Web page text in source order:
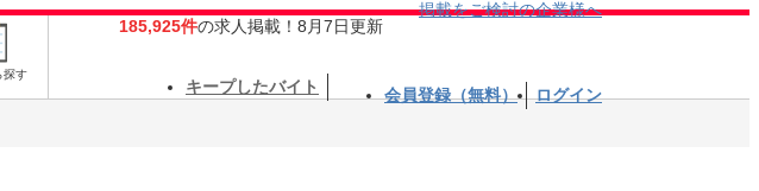
探す
185,925件の求人掲載！8月7日更新
掲載をご検討の企業様へ
キープしたバイト 会員登録（無料） ログイン